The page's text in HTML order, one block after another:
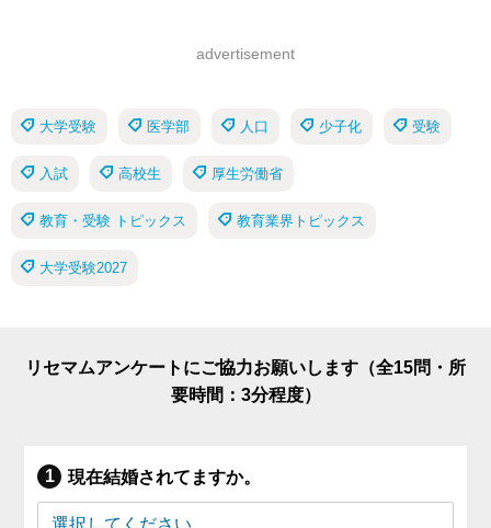
advertisement
大学受験 医学部 人口 少子化 受験
入試 高校生 厚生労働省
教育・受験 トピックス 教育業界トピックス
大学受験2027
リセマムアンケートにご協力お願いします（全15問・所
要時間：3分程度）
現在結婚されてますか。